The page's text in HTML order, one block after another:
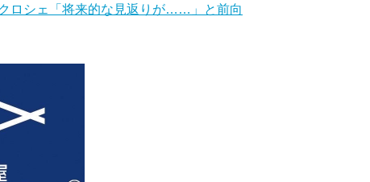
ロシェ「将来的な見返りが……」と前向